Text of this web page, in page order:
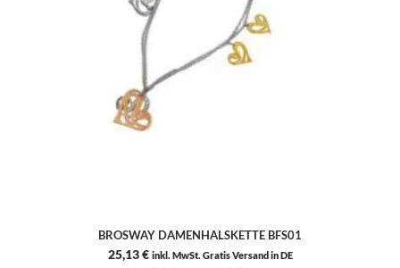
BROSWAY DAMENHALSKETTE BFS01
25,13€ inkl. MwSt. Gratis Versand in DE